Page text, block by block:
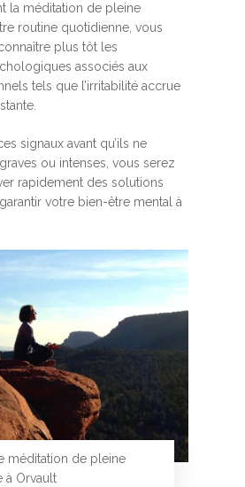
la méditation de pleine
routine quotidienne, vous
plus tôt les
associés aux
tels que l’irritabilité accrue
signaux avant qu’ils ne
ou intenses, vous serez
rapidement des solutions
votre bien-être mental à
méditation de pleine
à Orvault